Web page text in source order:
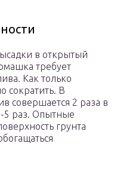
в открытый
требует
Как только
сократить. В
совершается 2 раза в
5 раз. Опытные
грунта